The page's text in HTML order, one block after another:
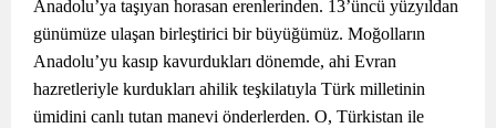
Anadolu’ya taşıyan horasan erenlerinden. 13’üncü yüzyıldan
günümüze ulaşan birleştirici bir büyüğümüz. Moğolların
Anadolu’yu kasıp kavurdukları dönemde, ahi Evran
hazretleriyle kurdukları ahilik teşkilatıyla Türk milletinin
ümidini canlı tutan manevi önderlerden. O, Türkistan ile